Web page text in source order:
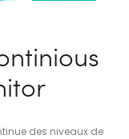
des niveaux de